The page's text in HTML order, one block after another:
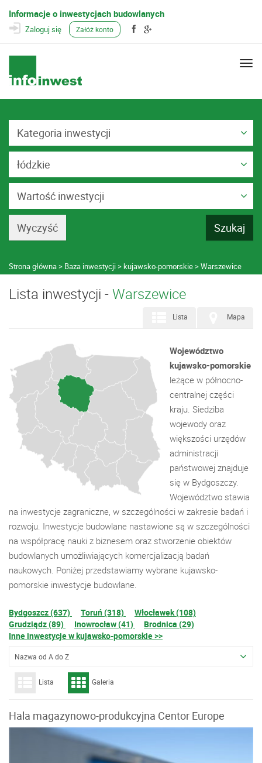
Informacje o inwestycjach budowlanych
Zaloguj się Załóż konto
Kategoria inwestycji
łódzkie
Wartość inwestycji
Strona główna Baza inwestycji kujawsko-pomorskie Warszewice
Lista inwestycji - Warszewice
Mapa
Lista
Województwo
kujawsko-pomorskie
leżące w północno-
centralnej części
kraju. Siedziba
wojewody oraz
większości urzędów
administracji
państwowej znajduje
się w Bydgoszczy.
Województwo stawia
na inwestycje zagraniczne, w szczególności w zakresie badań i
rozwoju. Inwestycje budowlane nastawione są w szczególności
na współpracę nauki z biznesem oraz stworzenie obiektów
budowlanych umożliwiających komercjalizacją badań
naukowych. Poniżej przedstawiamy wybrane kujawsko-
pomorskie inwestycje budowlane.
Bydgoszcz (637) Toruń (318)
Włocławek (108)
Grudziądz (89)
Inowrocław (41)
Brodnica (29)
Inne inwestycje w kujawsko-pomorskie >>
Nazwa od A do Z
Lista Galeria
Hala magazynowo-produkcyjna Centor Europe